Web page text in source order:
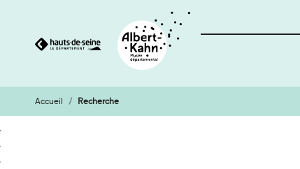
Aller
au
contenu
Aller
à
la
Accueil Recherche